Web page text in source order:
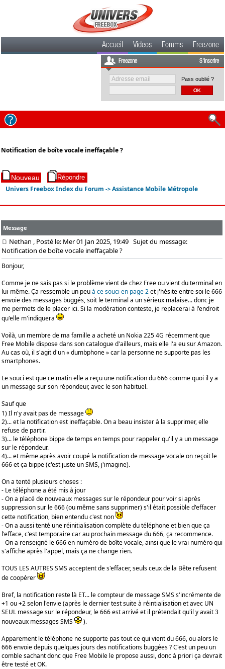
Accueil Videos Forums Freezone
Freezone S'inscrire
Pass oublié ?
Notification de boîte vocale ineffaçable ?
Univers Freebox Index du Forum ->Assistance Mobile Métropole
Message
Nethan , Posté le: Mer 01 Jan 2025, 19:49 Sujet du message:
Notification de boîte vocale ineffaçable ?
Bonjour,
Comme je ne sais pas si le problème vient de chez Free ou vient du terminal en
lui-même. Ça ressemble un peuà ce souci en page 2et j'hésite entre soi le 666
envoie des messages buggés, soit le terminal a un sérieux malaise... donc je
me permets de le placer ici. Si la modération conteste, je replacerai à l'endroit
qu'elle m'indiquera
Voilà, un membre de ma famille a acheté un Nokia 225 4G récemment que
Free Mobile dispose dans son catalogue d'ailleurs, mais elle l'a eu sur Amazon.
Au cas où, il s'agit d'un « dumbphone » car la personne ne supporte pas les
smartphones.
Le souci est que ce matin elle a reçu une notification du 666 comme quoi il y a
un message sur son répondeur, avec le son habituel.
Sauf que
1) Il n'y avait pas de message
2)... et la notification est ineffaçable. On a beau insister à la supprimer, elle
refuse de partir.
3)... le téléphone bippe de temps en temps pour rappeler qu'il y a un message
sur le répondeur.
4)... et même après avoir coupé la notification de message vocale on reçoit le
666 et ça bippe (c'est juste un SMS, j'imagine).
On a tenté plusieurs choses :
- Le téléphone a été mis à jour
- On a placé de nouveaux messages sur le répondeur pour voir si après
suppression sur le 666 (ou même sans supprimer) s'il était possible d'effacer
cette notification, bien entendu c'est non
- On a aussi tenté une réinitialisation complète du téléphone et bien que ça
l'efface, c'est temporaire car au prochain message du 666, ça recommence.
- On a renseigné le 666 en numéro de boîte vocale, ainsi que le vrai numéro qui
s'affiche après l'appel, mais ça ne change rien.
TOUS LES AUTRES SMS acceptent de s'effacer, seuls ceux de la Bête refusent
de coopérer
Bref, la notification reste là ET... le compteur de message SMS s'incrémente de
+1 ou +2 selon l'envie (après le dernier test suite à réintialisation et avec UN
SEUL message sur le répondeur, le 666 est arrivé et il prétendait qu'il y avait 3
nouveaux messages SMS
).
Apparement le téléphone ne supporte pas tout ce qui vient du 666, ou alors le
666 envoie depuis quelques jours des notifications buggées ? C'est un peu un
comble sachant donc que Free Mobile le propose aussi, donc à priori ça devrait
être testé et OK.